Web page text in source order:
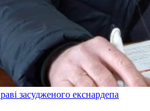
засудженого екснардепа